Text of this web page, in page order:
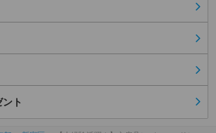
ト